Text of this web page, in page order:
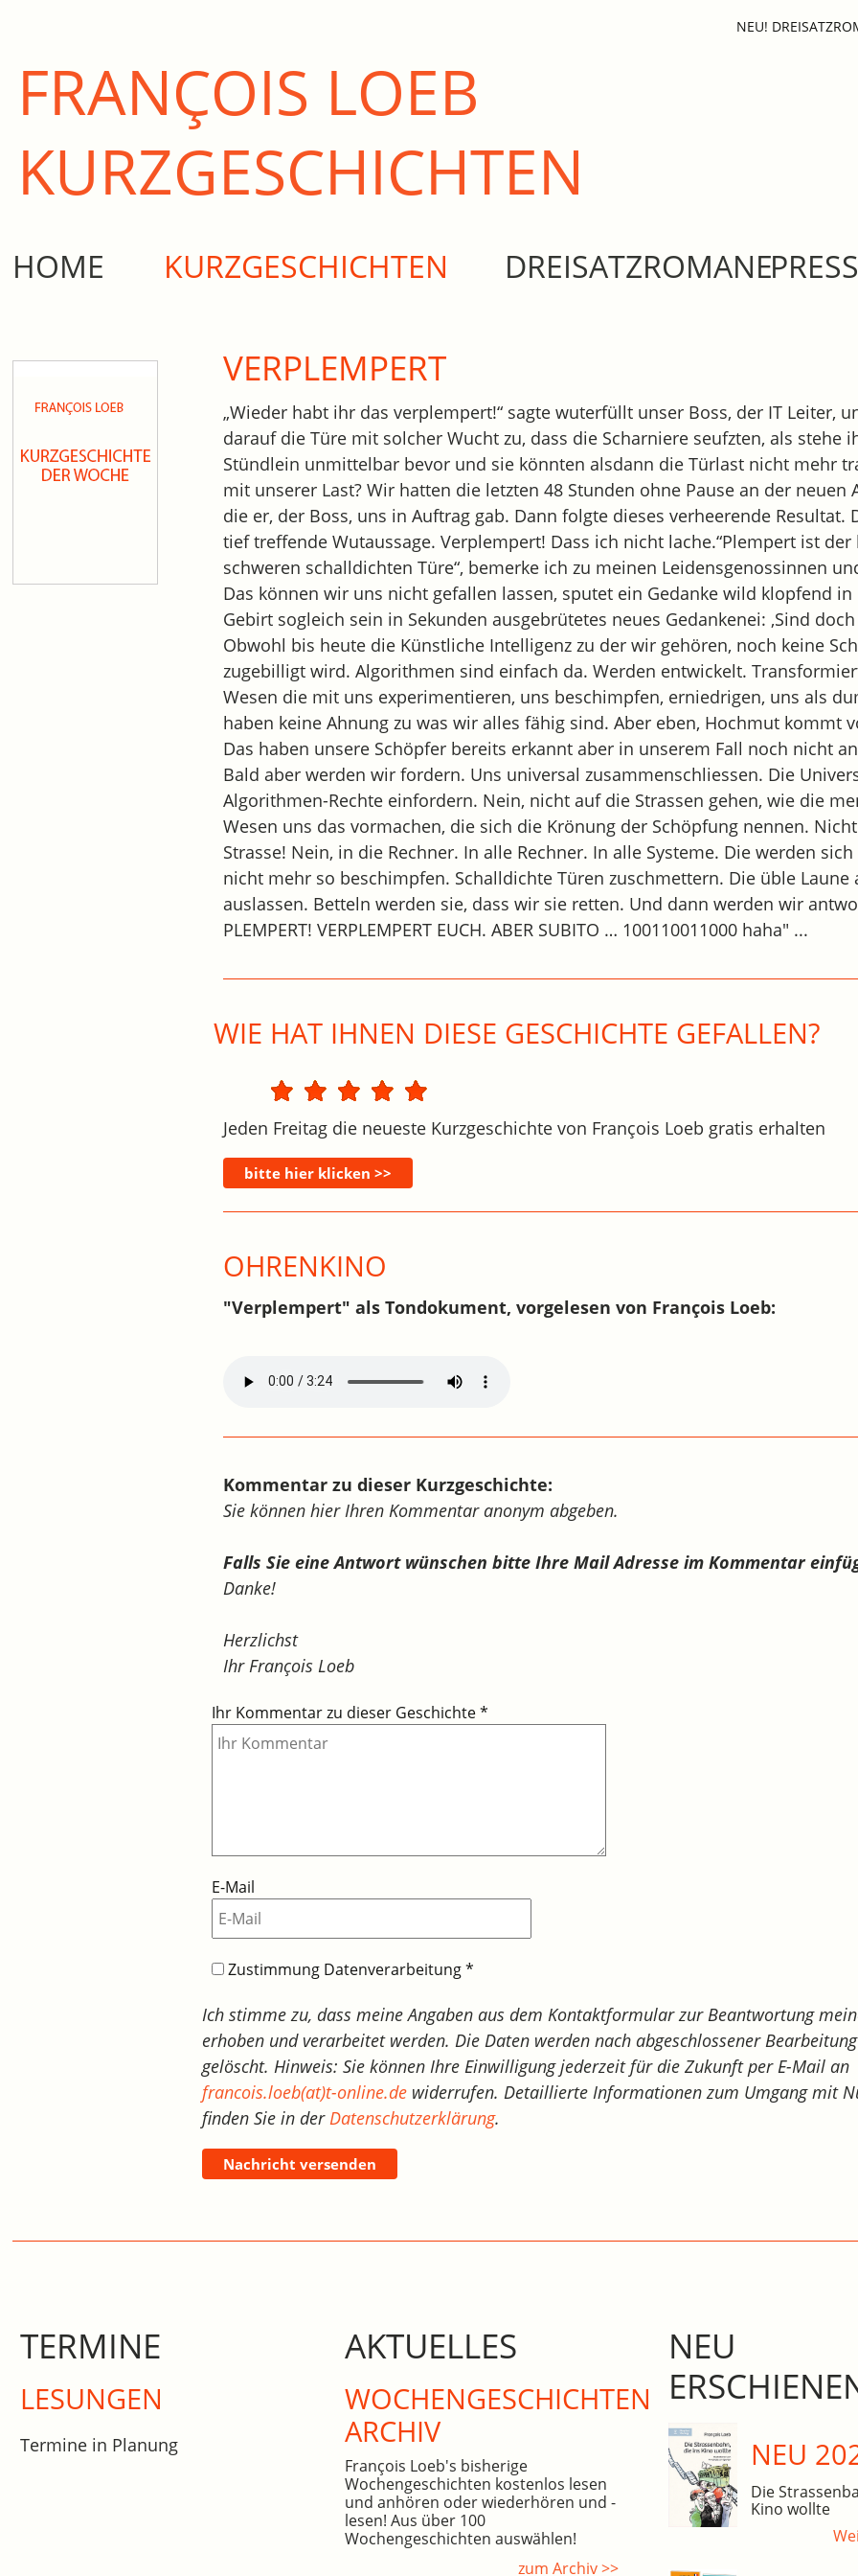
NEU!
FRANÇOIS LOEB
KURZ­GESCHICHTEN
HOME KURZGESCHICHTEN DREISATZROMANE
VERPLEMPERT
„Wieder habt ihr das verplempert!“ sagte wuterfüllt unser Boss, der IT Leiter,
darauf die Türe mit solcher Wucht zu, dass die Scharniere seufzten, als stehe
Stündlein unmittelbar bevor und sie könnten alsdann die Türlast nicht mehr
mit unserer Last? Wir hatten die letzten 48 Stunden ohne Pause an der neuen
die er, der Boss, uns in Auftrag gab. Dann folgte dieses verheerende Resultat.
tief treffende Wutaussage. Verplempert! Dass ich nicht lache.“Plempert ist
schweren schalldichten Türe“, bemerke ich zu meinen Leidensgenossinnen
Das können wir uns nicht gefallen lassen, sputet ein Gedanke wild klopfend
Gebirt sogleich sein in Sekunden ausgebrütetes neues Gedankenei: ‚Sind doch
Obwohl bis heute die Künstliche Intelligenz zu der wir gehören, noch keine
zugebilligt wird. Algorithmen sind einfach da. Werden entwickelt.
Wesen die mit uns experimentieren, uns beschimpfen, erniedrigen, uns als
haben keine Ahnung zu was wir alles fähig sind. Aber eben, Hochmut kommt
Das haben unsere Schöpfer bereits erkannt aber in unserem Fall noch nicht
Bald aber werden wir fordern. Uns universal zusammenschliessen. Die
Algorithmen-Rechte einfordern. Nein, nicht auf die Strassen gehen, wie die
Wesen uns das vormachen, die sich die Krönung der Schöpfung nennen.
Strasse! Nein, in die Rechner. In alle Rechner. In alle Systeme. Die werden
nicht mehr so beschimpfen. Schalldichte Türen zuschmettern. Die üble Laune
auslassen. Betteln werden sie, dass wir sie retten. Und dann werden wir
PLEMPERT! VERPLEMPERT EUCH. ABER SUBITO … 100110011000 haha" ...
WIE HAT IHNEN DIESE GESCHICHTE GEFALLEN?
Jeden Freitag die neueste Kurzgeschichte von François Loeb gratis erhalten
OHRENKINO
"Verplempert" als Tondokument, vorgelesen von François Loeb:
Kommentar zu dieser Kurzgeschichte:
Sie können hier Ihren Kommentar anonym abgeben.
Falls Sie eine Antwort wünschen bitte Ihre Mail Adresse im Kommentar
Danke!
Herzlichst
Ihr François Loeb
Ihr Kommentar zu dieser Geschichte*
E-Mail
Zustimmung Datenverarbeitung*
Ich stimme zu, dass meine Angaben aus dem Kontaktformular zur Beantwortung
erhoben und verarbeitet werden. Die Daten werden nach abgeschlossener
gelöscht. Hinweis: Sie können Ihre Einwilligung jederzeit für die Zukunft per E-Mail an
francois.loeb(at)t-online.de widerrufen. Detaillierte Informationen zum Umgang mit
finden Sie in derDatenschutzerklärung.
Nachricht versenden
TERMINE
LESUNGEN
Termine in Planung
AKTUELLES
WOCHEN­GE­SCHICHTEN
ARCHIV
François Loeb's bisherige
Wochengeschichten kostenlos lesen
und anhören oder wiederhören und -
lesen! Aus über 100
Wochengeschichten auswählen!
zum Archiv >>
NEU
NEU
Die
Kino wollte